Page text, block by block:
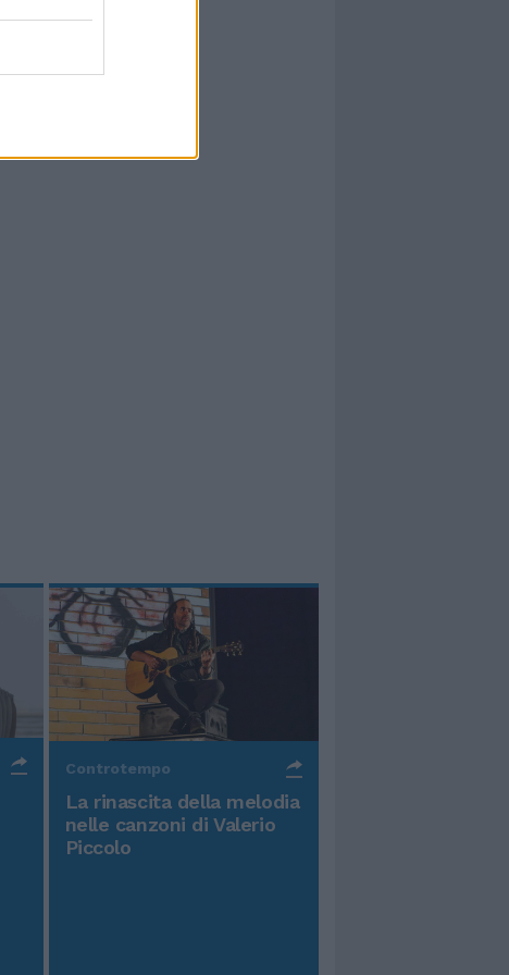
Controtempo
La rinascita della melodia
nelle canzoni di Valerio
Piccolo